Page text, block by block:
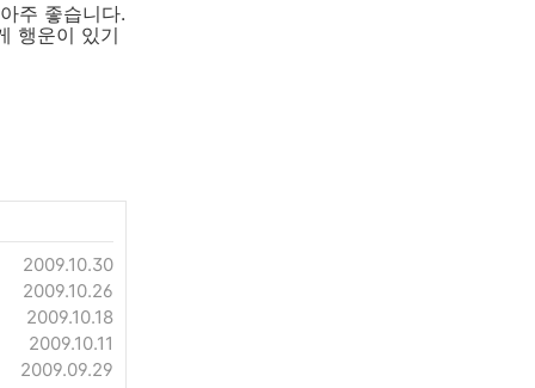
주 좋습니다.
행운이 있기
2009.10.30
2009.10.26
2009.10.18
2009.10.11
2009.09.29